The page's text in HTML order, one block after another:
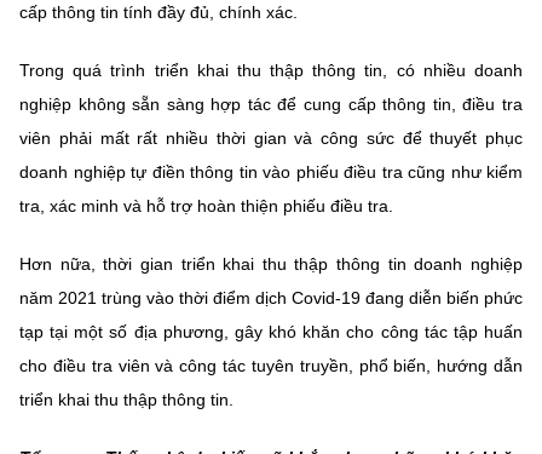
cấp thông tin tính đầy đủ, chính xác.
Trong quá trình triển khai thu thập thông tin, có nhiều doanh
nghiệp không sẵn sàng hợp tác để cung cấp thông tin, điều tra
viên phải mất rất nhiều thời gian và công sức để thuyết phục
doanh nghiệp tự điền thông tin vào phiếu điều tra cũng như kiểm
tra, xác minh và hỗ trợ hoàn thiện phiếu điều tra.
Hơn nữa, thời gian triển khai thu thập thông tin doanh nghiệp
năm 2021 trùng vào thời điểm dịch Covid-19 đang diễn biến phức
tạp tại một số địa phương, gây khó khăn cho công tác tập huấn
cho điều tra viên và công tác tuyên truyền, phổ biến, hướng dẫn
triển khai thu thập thông tin.